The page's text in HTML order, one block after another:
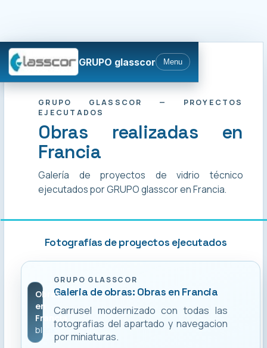
GRUPO glasscor Menu
GRUPO GLASSCOR — PROYECTOS
EJECUTADOS
Obras realizadas en
Francia
Galería de proyectos de vidrio técnico
ejecutados por GRUPO glasscor en Francia.
Fotografías de proyectos ejecutados
GRUPO GLASSCOR
Galeria de obras: Obras en Francia
Carrusel modernizado con todas las
fotografias del apartado y navegacion
por miniaturas.
Obras
en
Francia
blank